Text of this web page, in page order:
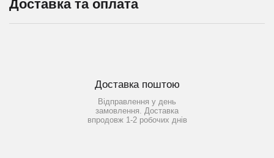
Доставка та оплата
Доставка поштою
Відправлення у день
замовлення. Доставка
впродовж 1-2 робочих днів